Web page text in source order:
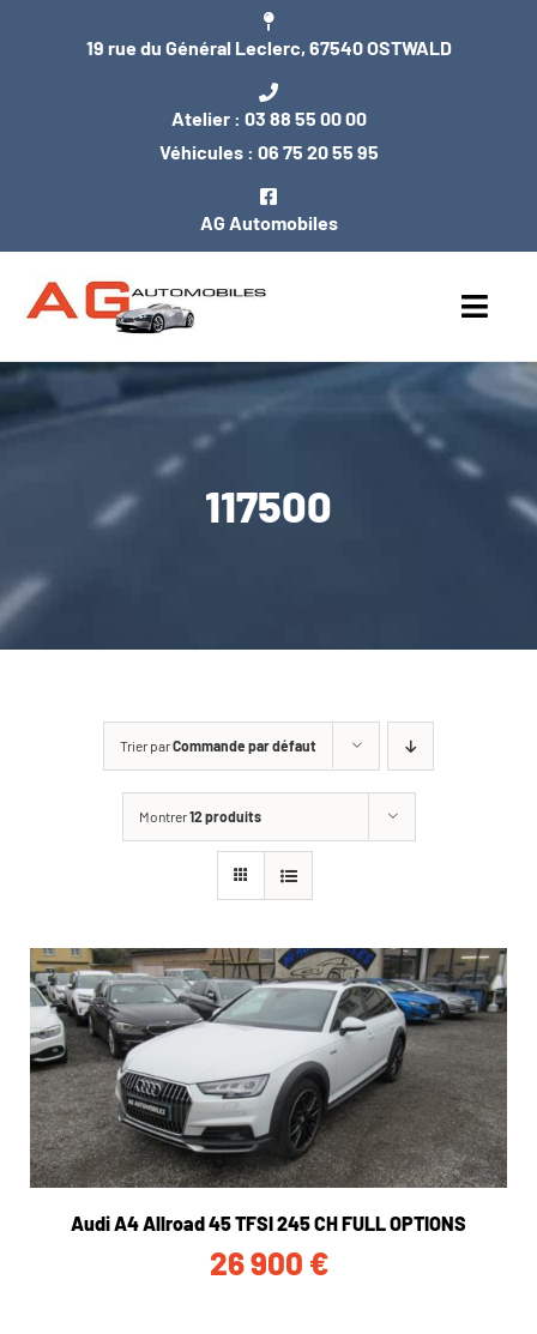
19 rue du Général Leclerc, 67540 OSTWALD
Atelier : 03 88 55 00 00
Véhicules : 06 75 20 55 95
AG Automobiles
ACCUEIL
ENTRETIEN / MÉCANIQUE
CARROSSERIE / VITRAGE
117500
Trier parCommande par défaut
Montrer12 produits
Audi A4 Allroad 45 TFSI 245 CH FULL OPTIONS
26 900 €